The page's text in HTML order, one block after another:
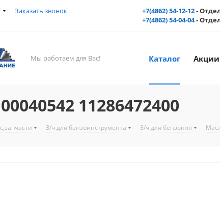
Заказать звонок +7(4862) 54-12-12-
+7(4862) 54-04-04-
Мы работаем для Вас! Каталог Акции
11286472400
- З/ч для бензоинструмента - З/ч для бензопил -